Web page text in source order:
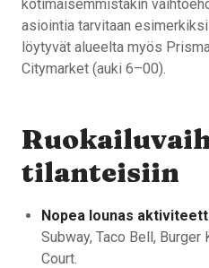
kotimaisemmistakin
asiointia tarvitaan
löytyvät alueelta myös
Citymarket (auki 6–00).
tilanteisiin
Nopea lounas
Subway, Taco Bell,
Court.